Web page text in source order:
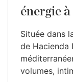
énergie
Située dans
de Hacienda
volumes,